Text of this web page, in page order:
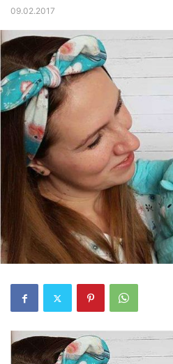
09.02.2017